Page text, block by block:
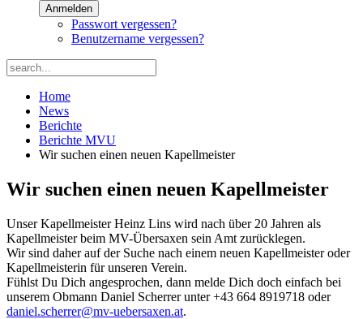
Anmelden
Passwort vergessen?
Benutzername vergessen?
Home
News
Berichte
Berichte MVU
Wir suchen einen neuen Kapellmeister
Wir suchen einen neuen Kapellmeister
Unser Kapellmeister Heinz Lins wird nach über 20 Jahren als
Kapellmeister beim MV-Übersaxen sein Amt zurücklegen.
Wir sind daher auf der Suche nach einem neuen Kapellmeister oder
Kapellmeisterin für unseren Verein.
Fühlst Du Dich angesprochen, dann melde Dich doch einfach bei
unserem Obmann Daniel Scherrer unter +43 664 8919718 oder
daniel.scherrer@mv-uebersaxen.at.